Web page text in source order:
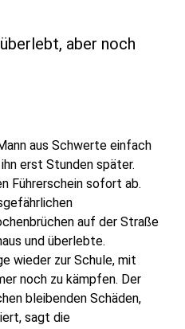
aber noch
aus Schwerte einfach
erst Stunden später.
Führerschein sofort ab.
auf der Straße
und überlebte.
wieder zur Schule, mit
noch zu kämpfen. Der
bleibenden Schäden,
sagt die